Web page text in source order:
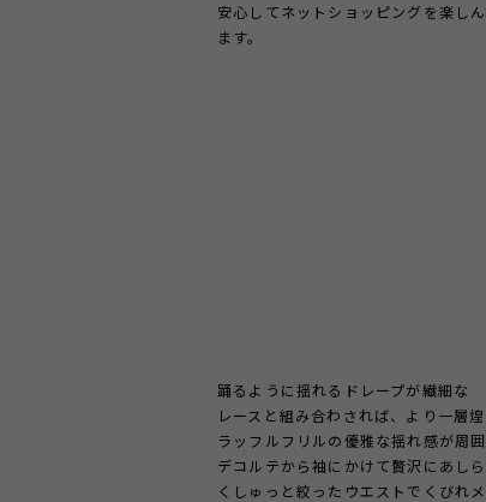
安心してネットショッピングを楽し
ます。
踊るように揺れるドレープが繊細な
レースと組み合わされば、より一層
ラッフルフリルの優雅な揺れ感が周
デコルテから袖にかけて贅沢にあし
くしゅっと絞ったウエストでくびれ